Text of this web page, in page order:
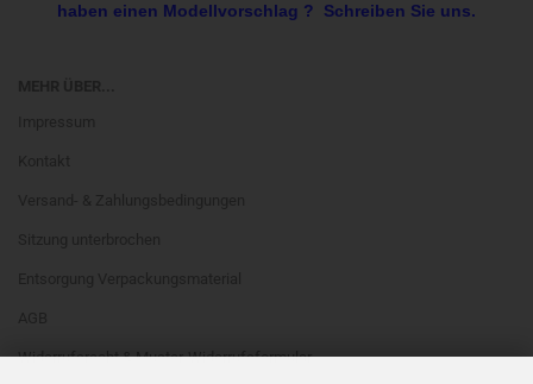
haben einen Modellvorschlag ? Schreiben Sie uns.
Widerrufsrecht & Muster-Widerrufsformular